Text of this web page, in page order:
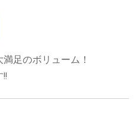
足のボリューム！